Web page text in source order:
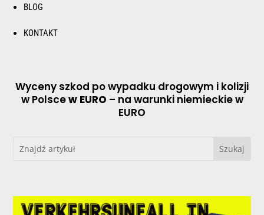
BLOG
KONTAKT
Wyceny szkod po wypadku drogowym i kolizji
w Polscew EURO – na warunki niemieckie w
EURO